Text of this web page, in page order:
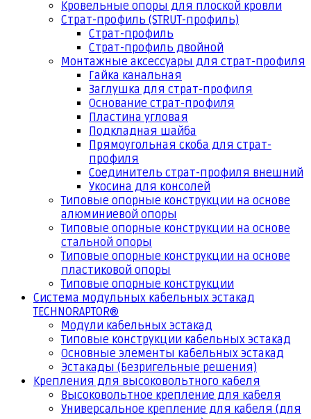
Кровельные опоры для плоской кровли
Страт-профиль (STRUT-профиль)
Страт-профиль
Страт-профиль двойной
Монтажные аксессуары для страт-профиля
Гайка канальная
Заглушка для страт-профиля
Основание страт-профиля
Пластина угловая
Подкладная шайба
Прямоугольная скоба для страт-
профиля
Соединитель страт-профиля внешний
Укосина для консолей
Типовые опорные конструкции на основе
алюминиевой опоры
Типовые опорные конструкции на основе
стальной опоры
Типовые опорные конструкции на основе
пластиковой опоры
Типовые опорные конструкции
Система модульных кабельных эстакад
TECHNORAPTOR®
Модули кабельных эстакад
Типовые конструкции кабельных эстакад
Основные элементы кабельных эстакад
Эстакады (Безригельные решения)
Крепления для высоковольтного кабеля
Высоковольтное крепление для кабеля
Универсальное крепление для кабеля (для